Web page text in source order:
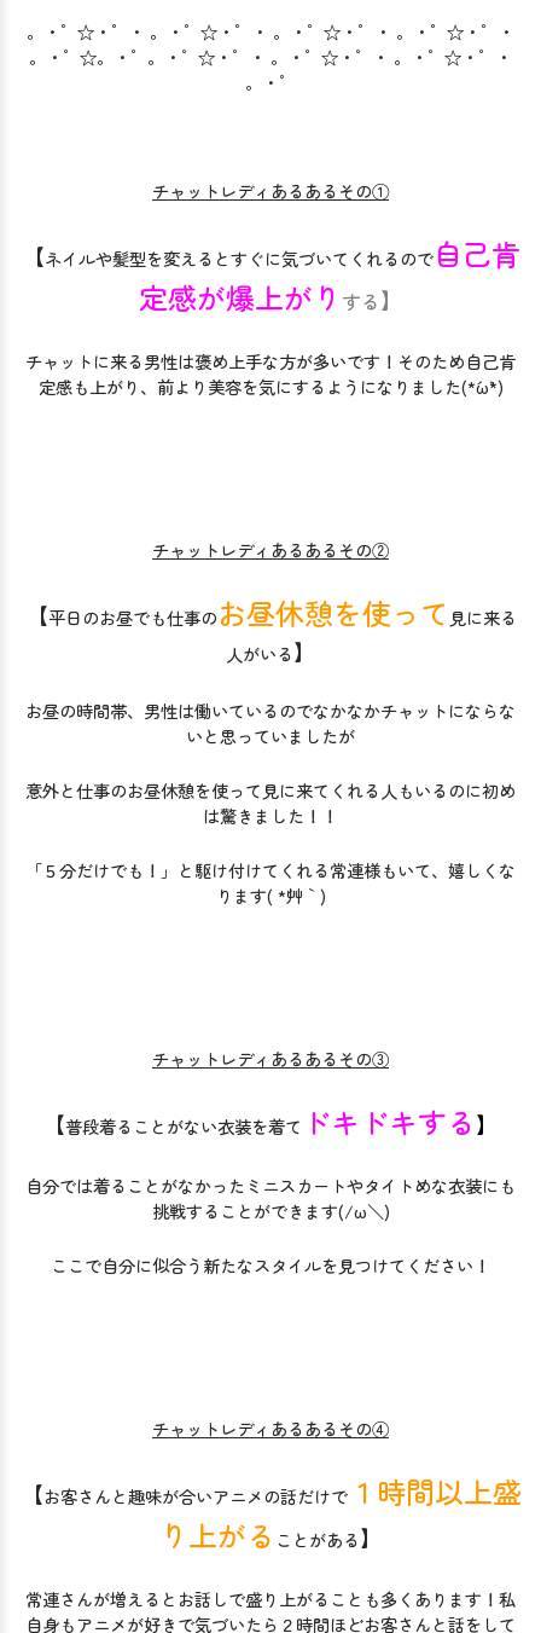
。・゜☆・゜・ 。・゜☆・゜・ 。・゜☆・゜・ 。・゜☆・゜・
。・゜☆。・゜。・゜☆・゜・ 。・゜☆・゜・ 。・゜☆・゜・
。・゜
チャットレディあるあるその①
【ネイルや髪型を変えるとすぐに気づいてくれるので自己肯
定感が爆上がり する】
チャットに来る男性は褒め上手な方が多いです！そのため自己肯
定感も上がり、前より美容を気にするようになりました(*´ω`*)
チャットレディあるあるその②
【平日のお昼でも仕事のお昼休憩を使って 見に来る
人がいる】
お昼の時間帯、男性は働いているのでなかなかチャットにならな
いと思っていましたが
意外と仕事のお昼休憩を使って見に来てくれる人もいるのに初め
は驚きました！！
「５分だけでも！」と駆け付けてくれる常連様もいて、嬉しくな
ります( *´艸｀)
チャットレディあるあるその③
【普段着ることがない衣装を着て ドキドキする】
自分では着ることがなかったミニスカートやタイトめな衣装にも
挑戦することができます(/ω＼)
ここで自分に似合う新たなスタイルを見つけてください！
チャットレディあるあるその④
【お客さんと趣味が合いアニメの話だけで１時間以上盛
り上がる ことがある】
常連さんが増えるとお話しで盛り上がることも多くあります！私
自身もアニメが好きで気づいたら２時間ほどお客さんと話をして